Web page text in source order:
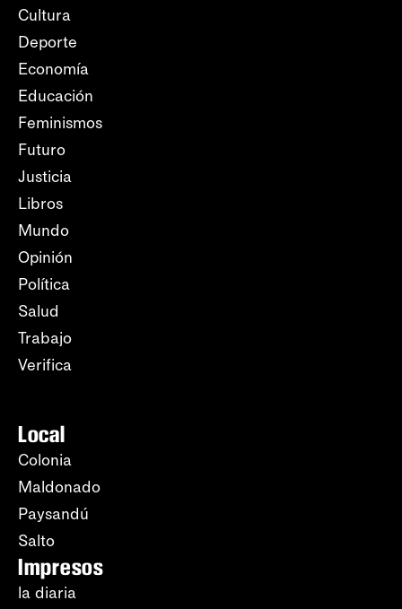
Cultura
Deporte
Economía
Educación
Feminismos
Futuro
Justicia
Libros
Mundo
Opinión
Política
Salud
Trabajo
Verifica
Local
Colonia
Maldonado
Paysandú
Salto
Impresos
la diaria